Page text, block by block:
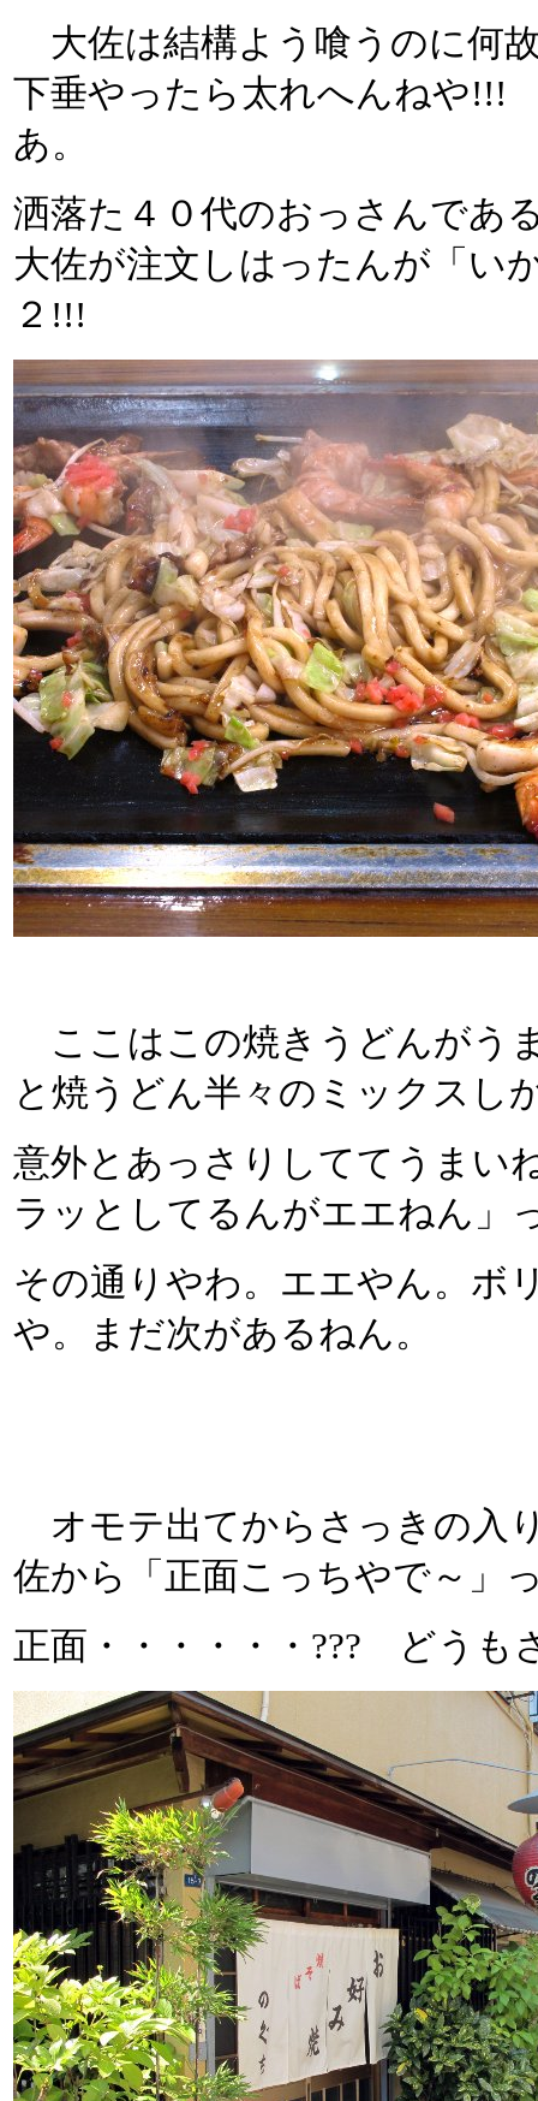
大佐は結構よう喰うのに何
下垂やったら太れへんねや!!!
あ。
洒落た４０代のおっさんであ
大佐が注文しはったんが「い
２!!!
ここはこの焼きうどんがう
と焼うどん半々のミックスし
意外とあっさりしててうま
ラッとしてるんがエエねん」
その通りやわ。エエやん。ボ
や。まだ次があるねん。
オモテ出てからさっきの入
佐から「正面こっちやで～」
正面・・・・・・??? どうも